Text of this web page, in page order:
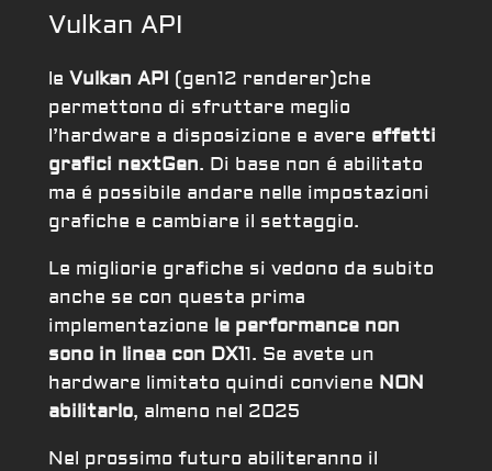
Vulkan API
le Vulkan API (gen12 renderer)che
permettono di sfruttare meglio
l’hardware a disposizione e avere effetti
grafici nextGen. Di base non é abilitato
ma é possibile andare nelle impostazioni
grafiche e cambiare il settaggio.
Le migliorie grafiche si vedono da subito
anche se con questa prima
implementazione le performance non
sono in linea con DX11. Se avete un
hardware limitato quindi conviene NON
abilitarlo, almeno nel 2025
Nel prossimo futuro abiliteranno il